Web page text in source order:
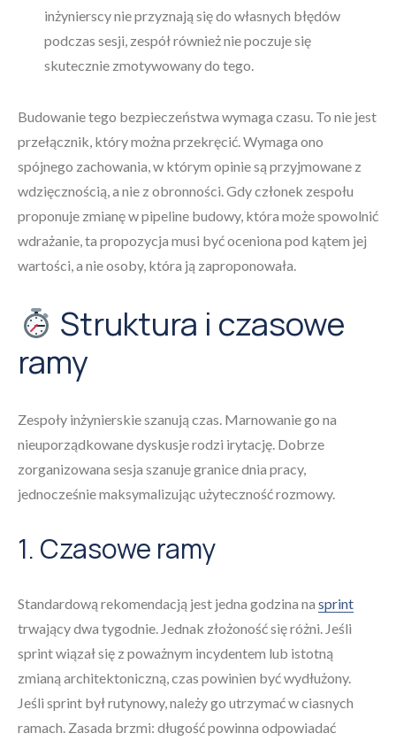
inżynierscy nie przyznają się do własnych błędów
podczas sesji, zespół również nie poczuje się
skutecznie zmotywowany do tego.
Budowanie tego bezpieczeństwa wymaga czasu. To nie jest
przełącznik, który można przekręcić. Wymaga ono
spójnego zachowania, w którym opinie są przyjmowane z
wdzięcznością, a nie z obronności. Gdy członek zespołu
proponuje zmianę w pipeline budowy, która może spowolnić
wdrażanie, ta propozycja musi być oceniona pod kątem jej
wartości, a nie osoby, która ją zaproponowała.
Struktura i czasowe
ramy
Zespoły inżynierskie szanują czas. Marnowanie go na
nieuporządkowane dyskusje rodzi irytację. Dobrze
zorganizowana sesja szanuje granice dnia pracy,
jednocześnie maksymalizując użyteczność rozmowy.
1. Czasowe ramy
Standardową rekomendacją jest jedna godzina na sprint
trwający dwa tygodnie. Jednak złożoność się różni. Jeśli
sprint wiązał się z poważnym incydentem lub istotną
zmianą architektoniczną, czas powinien być wydłużony.
Jeśli sprint był rutynowy, należy go utrzymać w ciasnych
ramach. Zasada brzmi: długość powinna odpowiadać